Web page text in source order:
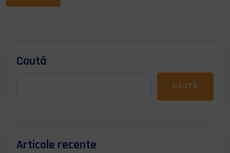
Caută
CAUTĂ
Articole recente